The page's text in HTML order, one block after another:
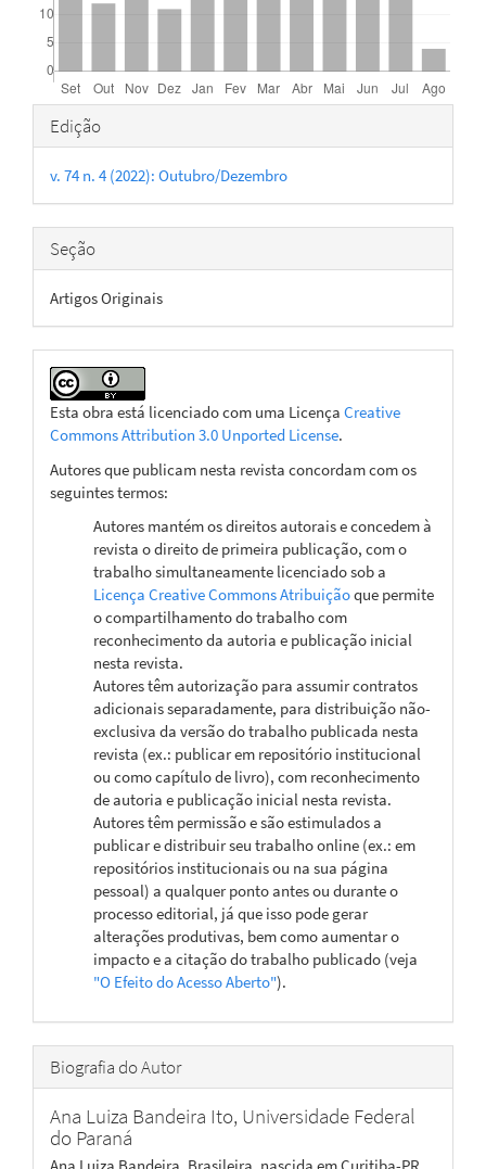
Detalhes
do
artigo
Edição
v. 74 n. 4 (2022): Outubro/Dezembro
Seção
Artigos Originais
Esta obra está licenciado com uma Licença Creative
Commons Attribution 3.0 Unported License.
Autores que publicam nesta revista concordam com os
seguintes termos:
Autores mantém os direitos autorais e concedem à
revista o direito de primeira publicação, com o
trabalho simultaneamente licenciado sob a
Licença Creative Commons Atribuiçãoque permite
o compartilhamento do trabalho com
reconhecimento da autoria e publicação inicial
nesta revista.
Autores têm autorização para assumir contratos
adicionais separadamente, para distribuição não-
exclusiva da versão do trabalho publicada nesta
revista (ex.: publicar em repositório institucional
ou como capítulo de livro), com reconhecimento
de autoria e publicação inicial nesta revista.
Autores têm permissão e são estimulados a
publicar e distribuir seu trabalho online (ex.: em
repositórios institucionais ou na sua página
pessoal) a qualquer ponto antes ou durante o
processo editorial, já que isso pode gerar
alterações produtivas, bem como aumentar o
impacto e a citação do trabalho publicado (veja
"O Efeito do Acesso Aberto").
Biografia do Autor
Ana Luiza Bandeira Ito, Universidade Federal
do Paraná